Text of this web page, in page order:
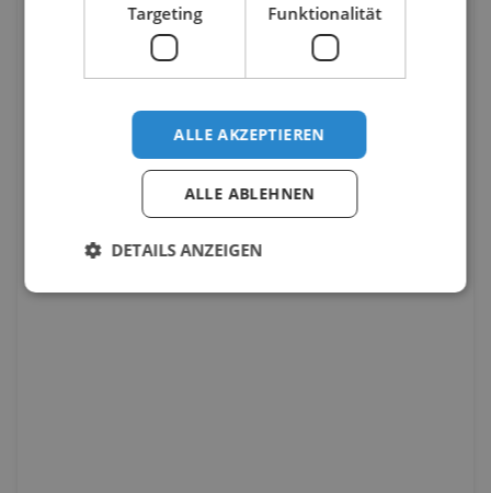
Targeting Funktionalität
ALLE AKZEPTIEREN
ALLE ABLEHNEN
DETAILS ANZEIGEN